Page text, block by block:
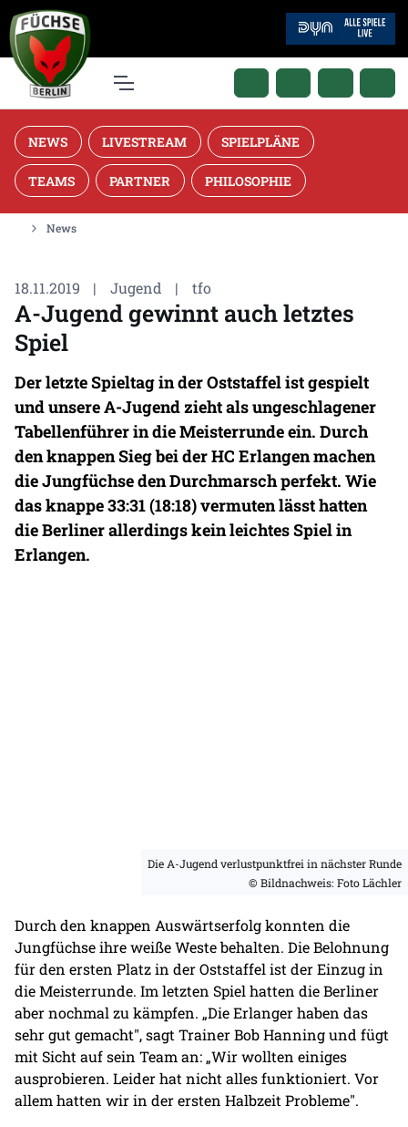
NEWS LIVESTREAM SPIELPLÄNE
TEAMS PARTNER PHILOSOPHIE
News
18.11.2019 | Jugend | tfo
A-Jugend gewinnt auch letztes
Spiel
Der letzte Spieltag in der Oststaffel ist gespielt
und unsere A-Jugend zieht als ungeschlagener
Tabellenführer in die Meisterrunde ein. Durch
den knappen Sieg bei der HC Erlangen machen
die Jungfüchse den Durchmarsch perfekt. Wie
das knappe 33:31 (18:18) vermuten lässt hatten
die Berliner allerdings kein leichtes Spiel in
Erlangen.
Die A-Jugend verlustpunktfrei in nächster Runde
© Bildnachweis: Foto Lächler
Durch den knappen Auswärtserfolg konnten die
Jungfüchse ihre weiße Weste behalten. Die Belohnung
für den ersten Platz in der Oststaffel ist der Einzug in
die Meisterrunde. Im letzten Spiel hatten die Berliner
aber nochmal zu kämpfen. „Die Erlanger haben das
sehr gut gemacht", sagt Trainer Bob Hanning und fügt
mit Sicht auf sein Team an: „Wir wollten einiges
ausprobieren. Leider hat nicht alles funktioniert. Vor
allem hatten wir in der ersten Halbzeit Probleme".